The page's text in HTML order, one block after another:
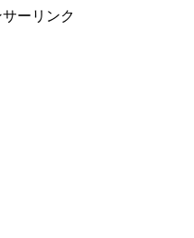
ーリンク